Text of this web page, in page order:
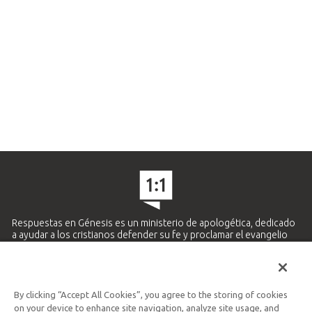
Respuestas en Génesis es un ministerio de apologética, dedicado
a ayudar a los cristianos defender su fe y proclamar el evangelio
Ministerio Hispano y Latinoamericano
By clicking “Accept All Cookies”, you agree to the storing of cookies
on your device to enhance site navigation, analyze site usage, and